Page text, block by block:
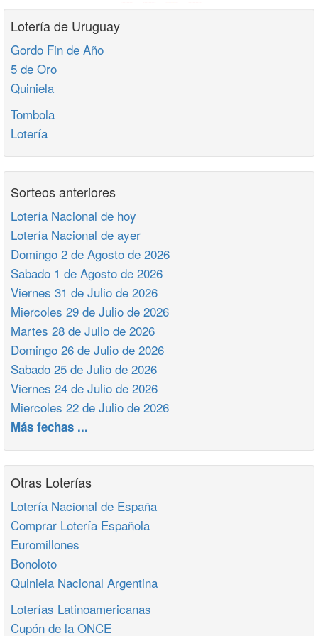
Lotería de Uruguay
Gordo Fin de Año
5 de Oro
Quiniela
Tombola
Lotería
Sorteos anteriores
Lotería Nacional de hoy
Lotería Nacional de ayer
Domingo 2 de Agosto de 2026
Sabado 1 de Agosto de 2026
Viernes 31 de Julio de 2026
Miercoles 29 de Julio de 2026
Martes 28 de Julio de 2026
Domingo 26 de Julio de 2026
Sabado 25 de Julio de 2026
Viernes 24 de Julio de 2026
Miercoles 22 de Julio de 2026
Más fechas ...
Otras Loterías
Lotería Nacional de España
Comprar Lotería Española
Euromillones
Bonoloto
Quiniela Nacional Argentina
Loterías Latinoamericanas
Cupón de la ONCE